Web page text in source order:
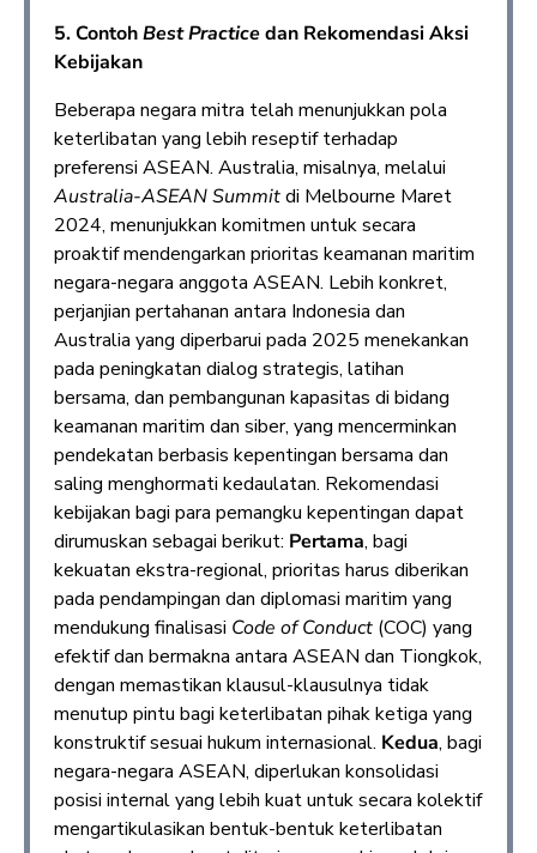
5. ContohBest Practicedan Rekomendasi Aksi
Kebijakan
Beberapa negara mitra telah menunjukkan pola
keterlibatan yang lebih reseptif terhadap
preferensi ASEAN. Australia, misalnya, melalui
Australia-ASEAN Summitdi Melbourne Maret
2024, menunjukkan komitmen untuk secara
proaktif mendengarkan prioritas keamanan maritim
negara-negara anggota ASEAN. Lebih konkret,
perjanjian pertahanan antara Indonesia dan
Australia yang diperbarui pada 2025 menekankan
pada peningkatan dialog strategis, latihan
bersama, dan pembangunan kapasitas di bidang
keamanan maritim dan siber, yang mencerminkan
pendekatan berbasis kepentingan bersama dan
saling menghormati kedaulatan. Rekomendasi
kebijakan bagi para pemangku kepentingan dapat
dirumuskan sebagai berikut: Pertama, bagi
kekuatan ekstra-regional, prioritas harus diberikan
pada pendampingan dan diplomasi maritim yang
mendukung finalisasi Code of Conduct (COC) yang
efektif dan bermakna antara ASEAN dan Tiongkok,
dengan memastikan klausul-klausulnya tidak
menutup pintu bagi keterlibatan pihak ketiga yang
konstruktif sesuai hukum internasional. Kedua, bagi
negara-negara ASEAN, diperlukan konsolidasi
posisi internal yang lebih kuat untuk secara kolektif
mengartikulasikan bentuk-bentuk keterlibatan